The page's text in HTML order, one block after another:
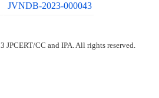
JVNDB-2023-000043
JPCERT/CC and IPA. All rights reserved.